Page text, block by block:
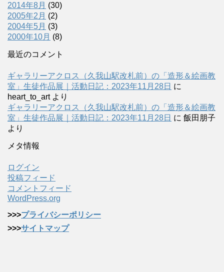
2014年8月 (30)
2005年2月 (2)
2004年5月 (3)
2000年10月 (8)
最近のコメント
ギャラリーアクロス（久我山駅改札前）の「造形＆絵画教
室」生徒作品展｜活動日記：2023年11月28日 に
heart_to_artより
ギャラリーアクロス（久我山駅改札前）の「造形＆絵画教
室」生徒作品展｜活動日記：2023年11月28日 に 飯田朋子
より
メタ情報
ログイン
投稿フィード
コメントフィード
WordPress.org
>>>プライバシーポリシー
>>>サイトマップ